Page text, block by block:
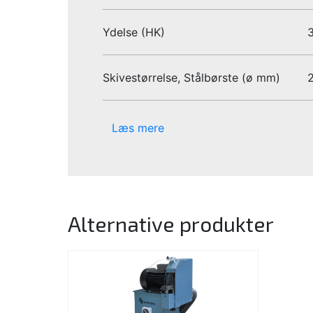
Ydelse (HK)
Skivestørrelse, Stålbørste (ø mm)
Læs mere
Alternative produkter